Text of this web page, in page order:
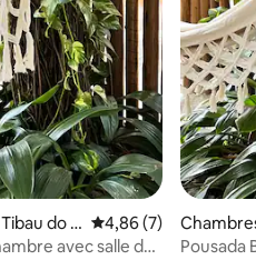
do S
Évaluation moyenne
4,86 (7)
avec salle de
ul
Pousada